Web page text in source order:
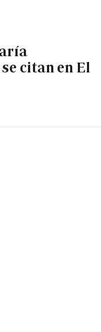
citan en El